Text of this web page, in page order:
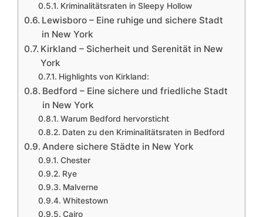
Kriminalitätsraten in Sleepy Hollow
Lewisboro – Eine ruhige und sichere Stadt
in New York
Kirkland – Sicherheit und Serenität in New
York
Highlights von Kirkland:
Bedford – Eine sichere und friedliche Stadt
in New York
Warum Bedford hervorsticht
Daten zu den Kriminalitätsraten in Bedford
Andere sichere Städte in New York
Chester
Rye
Malverne
Whitestown
Cairo